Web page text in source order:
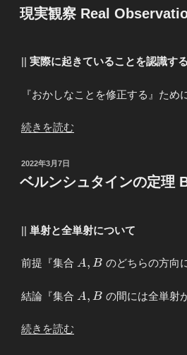
稿
日:
現実観察 Real
|| 実際に起きていることを認識す
『おかしなことを修正する』ため
“現
観
察
の
続きを読む
投
2022年3月7日
ベルンシュタインの定理
|| 単射と全単射について
前提『集合 A,B
A, B のどちらの方向
結論『集合 A,B
A, B の間には全単射
“ベ
続きを読む